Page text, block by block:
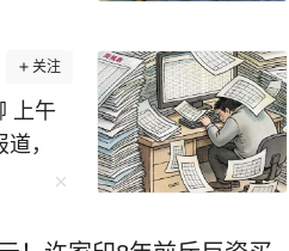
觉和听觉，很快就记住了。
自己睡去。通过这样的方
关注
上午
，
料问
己解